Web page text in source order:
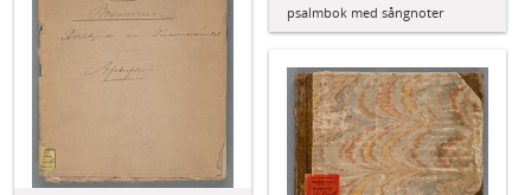
psalmbok med sångnoter